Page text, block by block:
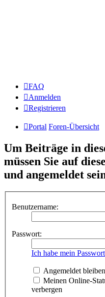
FAQ
Anmelden
Registrieren
Portal Foren-Übersicht
Um Beiträge in
müssen Sie auf
und angemeldet
Benutzername:
Passwort:
Ich habe mein
Angemeldet bleiben
Meinen Online-
verbergen